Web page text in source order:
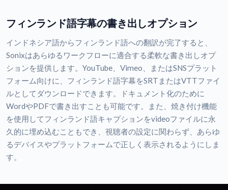
フィンランド語字幕の書き出しオプション
インドネシア語からフィンランド語への翻訳が完了すると、
Sonixはあらゆるワークフローに適合する柔軟な書き出しオプ
ションを提供します。YouTube、Vimeo、またはSNSプラット
フォーム向けに、フィンランド語字幕をSRTまたはVTTファイ
ルとしてダウンロードできます。ドキュメント化のために
WordやPDFで書き出すことも可能です。また、焼き付け機能
を使用してフィンランド語キャプションをvideoファイルに永
久的に埋め込むこともでき、視聴者の設定に関わらず、あらゆ
るデバイスやプラットフォームで正しく表示されるようにしま
す。